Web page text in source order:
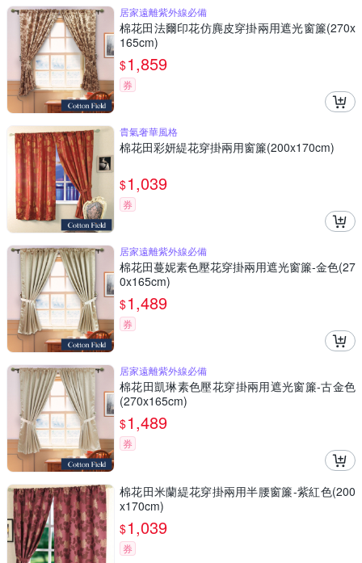
居家遠離紫外線必備
棉花田法爾印花仿麂皮穿掛兩用遮光窗簾(270x
165cm)
$1,859
券
貴氣奢華風格
棉花田彩妍緹花穿掛兩用窗簾(200x170cm)
$1,039
券
居家遠離紫外線必備
棉花田蔓妮素色壓花穿掛兩用遮光窗簾-金色(27
0x165cm)
$1,489
券
居家遠離紫外線必備
棉花田凱琳素色壓花穿掛兩用遮光窗簾-古金色
(270x165cm)
$1,489
券
棉花田米蘭緹花穿掛兩用半腰窗簾-紫紅色(200
x170cm)
$1,039
券